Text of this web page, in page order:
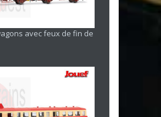
avec feux de fin de